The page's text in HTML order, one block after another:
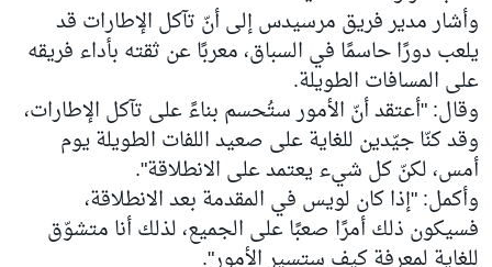
وأشار مدير فريق مرسيدس إلى أنّ تآكل الإطارات قد
يلعب دورًا حاسمًا في السباق، معربًا عن ثقته بأداء فريقه
على المسافات الطويلة.
وقال: "أعتقد أنّ الأمور ستُحسم بناءً على تآكل الإطارات،
وقد كنّا جيّدين للغاية على صعيد اللفات الطويلة يوم
أمس، لكنّ كل شيء يعتمد على الانطلاقة".
وأكمل: "إذا كان لويس في المقدمة بعد الانطلاقة،
فسيكون ذلك أمرًا صعبًا على الجميع، لذلك أنا متشوّق